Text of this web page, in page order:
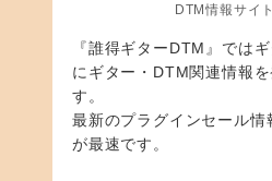
DTM情報サイト
『誰得ギターDTM』では
にギター・DTM関連情報を
す。
最新のプラグインセール
が最速です。